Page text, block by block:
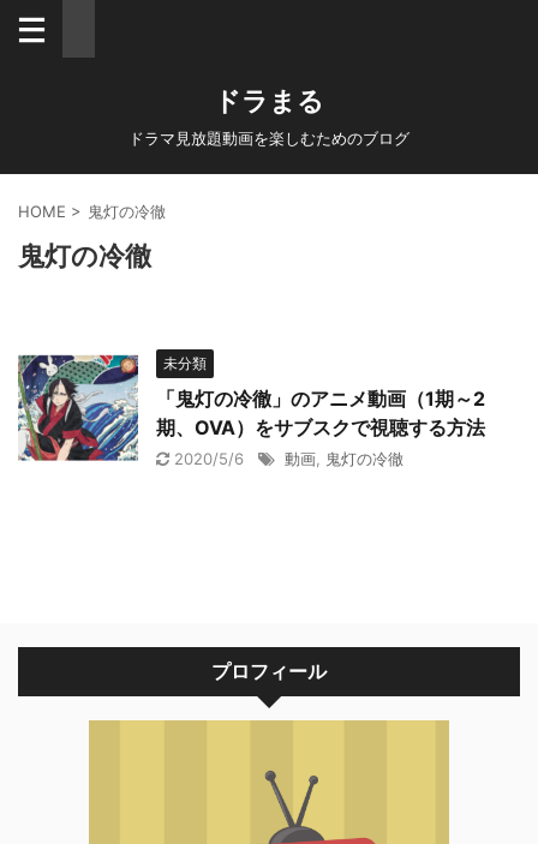
ドラまる
ドラマ見放題動画を楽しむためのブログ
HOME > 鬼灯の冷徹
鬼灯の冷徹
未分類
「鬼灯の冷徹」のアニメ動画（1期～2
期、OVA）をサブスクで視聴する方法
2020/5/6 動画 鬼灯の冷徹
プロフィール